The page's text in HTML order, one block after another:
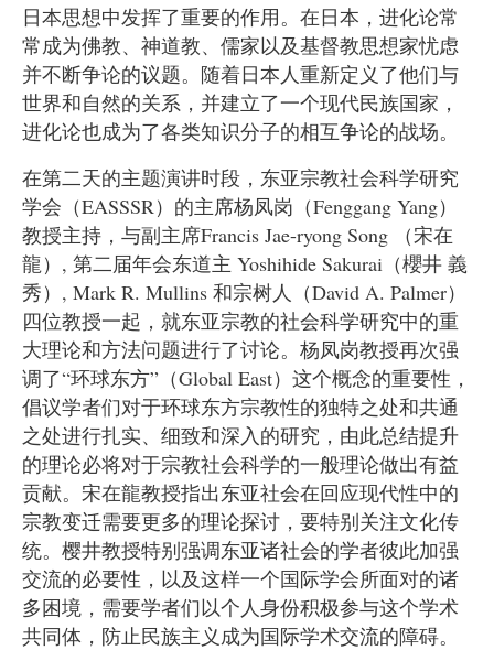
日本思想中发挥了重要的作用。在日本，进化论常
常成为佛教、神道教、儒家以及基督教思想家忧虑
并不断争论的议题。随着日本人重新定义了他们与
世界和自然的关系，并建立了一个现代民族国家，
进化论也成为了各类知识分子的相互争论的战场。
在第二天的主题演讲时段，东亚宗教社会科学研究
学会（EASSSR）的主席杨凤岗（Fenggang Yang）
教授主持，与副主席Francis Jae-ryong Song （宋在
龍）, 第二届年会东道主 Yoshihide Sakurai（櫻井 義
秀）, Mark R. Mullins 和宗树人（David A. Palmer）
四位教授一起，就东亚宗教的社会科学研究中的重
大理论和方法问题进行了讨论。杨凤岗教授再次强
调了“环球东方”（Global East）这个概念的重要性，
倡议学者们对于环球东方宗教性的独特之处和共通
之处进行扎实、细致和深入的研究，由此总结提升
的理论必将对于宗教社会科学的一般理论做出有益
贡献。宋在龍教授指出东亚社会在回应现代性中的
宗教变迁需要更多的理论探讨，要特别关注文化传
统。樱井教授特别强调东亚诸社会的学者彼此加强
交流的必要性，以及这样一个国际学会所面对的诸
多困境，需要学者们以个人身份积极参与这个学术
共同体，防止民族主义成为国际学术交流的障碍。